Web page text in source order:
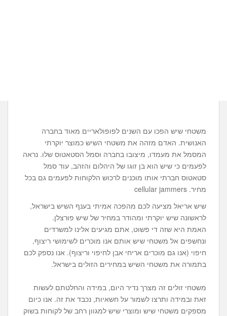
משטחי שיש הפכו עם השנים לפופולאריים מאוד בחברה
האנושית. האדם מזהה את משטחי השיש כמוצר יוקרתי
המסמל את מעמדו, מיצובו בחברה וסמל הסטאטוס שלו. נראה
לפעמים כי שיש הוא בן זוגו של היהלום והזהב, עוד סמל
סטאטוס חברתי אותו מוכנים לרכוש הלקוחות לפעמים גם בכל
מחיר. cellular jammers
שיש אריאל מציעה לכם מהפכה אמיתי בענף השיש בישראל,
לראשונה שיש יוקרתי ומהודר במחיר של שיש פורצלן.
האמת היא שזה די פשוט, אתם מגיעים אלינו למשרדים
ונחשפים אל משטחי שיש אותם אנו מוכרים לשימושי ריצוף,
חיפוי (אנו גם מוכרים אריחי אבן לחיפוי וריצוף). אנו נספק לכם
בתמורה את משטחי השיש במחירים הזולים בישראל.
משטחי זולים זה מצרך נדיר היום, במידה והחלטתם לעשות
זאת ובמידה ותרצו לשמור על חשאיות, נכבד את זה. אנו כיום
מספקים משטחי שיש ומוצרי שיש למגוון רחב של לקוחות בשוק